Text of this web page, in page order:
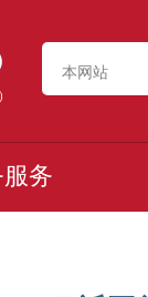
本网站
务